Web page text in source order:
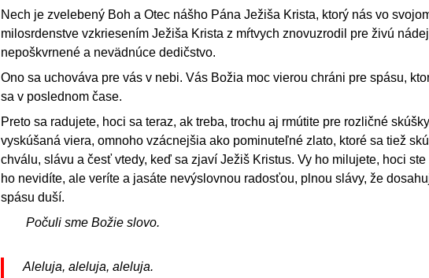
Nech je zvelebený Boh a Otec nášho Pána Ježiša Krista, ktorý nás vo
milosrdenstve vzkriesením Ježiša Krista z mŕtvych znovuzrodil pre živú
nepoškvrnené a nevädnúce dedičstvo.
Ono sa uchováva pre vás v nebi. Vás Božia moc vierou chráni pre spásu,
sa v poslednom čase.
Preto sa radujete, hoci sa teraz, ak treba, trochu aj rmútite pre rozličné
vyskúšaná viera, omnoho vzácnejšia ako pominuteľné zlato, ktoré sa tiež
chválu, slávu a česť vtedy, keď sa zjaví Ježiš Kristus. Vy ho milujete, hoci
ho nevidíte, ale veríte a jasáte nevýslovnou radosťou, plnou slávy, že
spásu duší.
Počuli sme Božie slovo.
Aleluja, aleluja, aleluja.